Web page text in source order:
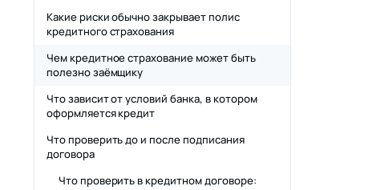
Какие риски обычно закрывает полис
кредитного страхования
Чем кредитное страхование может быть
полезно заёмщику
Что зависит от условий банка, в котором
оформляется кредит
Что проверить до и после подписания
договора
Что проверить в кредитном договоре: